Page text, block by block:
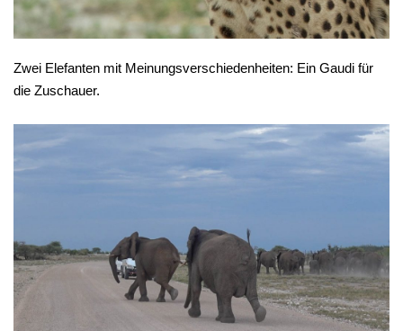
Zwei Elefanten mit Meinungsverschiedenheiten: Ein Gaudi für
die Zuschauer.